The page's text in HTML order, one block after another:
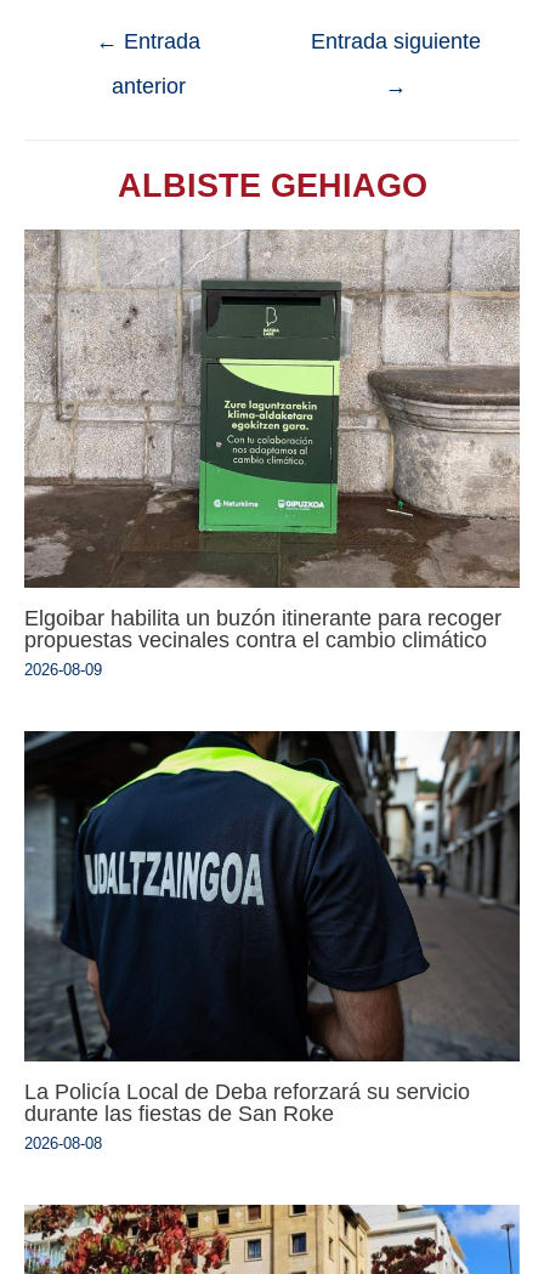
← Entrada
anterior
Entrada siguiente
→
ALBISTE GEHIAGO
Elgoibar habilita un buzón itinerante para recoger
propuestas vecinales contra el cambio climático
2026-08-09
La Policía Local de Deba reforzará su servicio
durante las fiestas de San Roke
2026-08-08